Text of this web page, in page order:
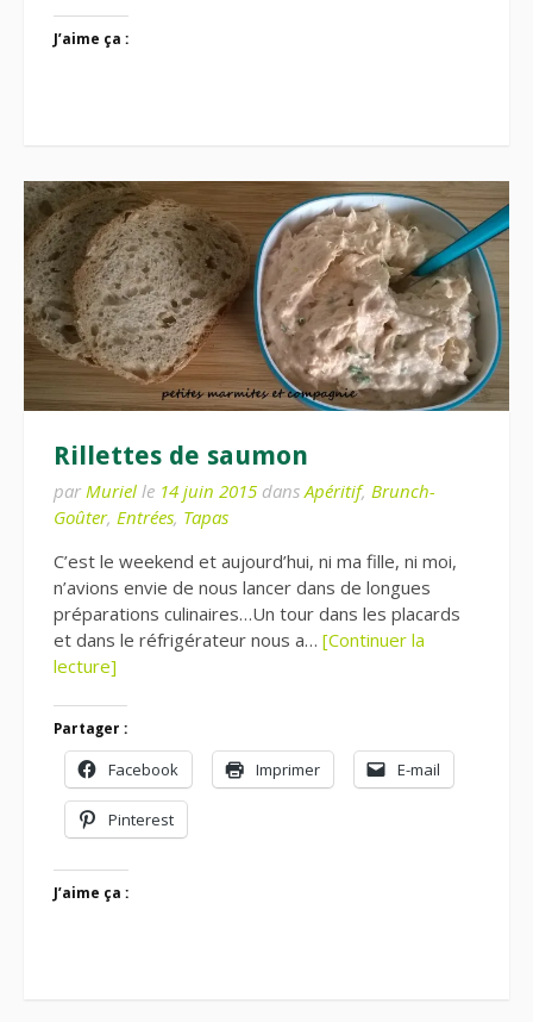
J’aime ça :
Rillettes de saumon
par Muriel le 14 juin 2015 dans Apéritif, Brunch-
Goûter, Entrées, Tapas
C’est le weekend et aujourd’hui, ni ma fille, ni moi,
n’avions envie de nous lancer dans de longues
préparations culinaires…Un tour dans les placards
et dans le réfrigérateur nous a… [Continuer la
lecture]
Partager :
Facebook Imprimer E-mail
Pinterest
J’aime ça :